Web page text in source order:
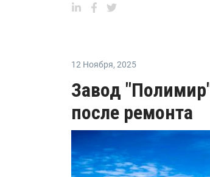
12 Ноября, 2025
Завод
после ремонта